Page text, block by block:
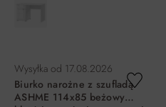
Wysyłka od 17.08.2026
Biurko narożne z szufladą
ASHME 114x85 beżowy